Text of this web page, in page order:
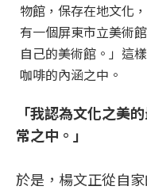
物館，保存在地文化
有一個屏東市立美術
自己的美術館。」這
咖啡的內涵之中。
「我認為文化之美
常之中。」
於是，楊文正從自